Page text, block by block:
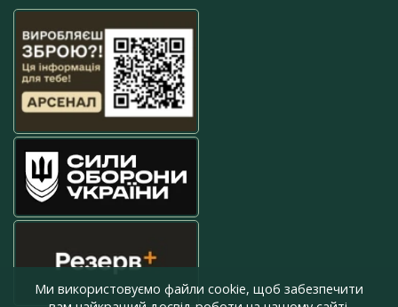
Ми використовуємо файли cookie, щоб забезпечити